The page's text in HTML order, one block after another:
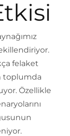
felaket
toplumda
Özellikle